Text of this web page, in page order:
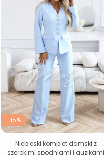
-15%
Niebieski komplet damski z
szerokimi spodniami i guzikami